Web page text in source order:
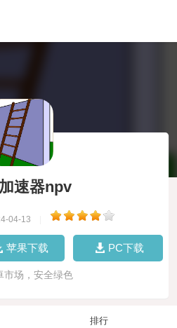
速器npv
04-13
苹果下载 PC下载
市场，安全绿色
排行